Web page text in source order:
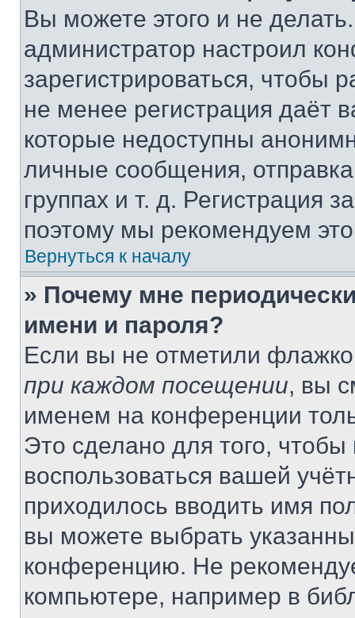
Вы можете этого и не
администратор настроил
зарегистрироваться, чтобы
не менее регистрация даёт
которые недоступны
личные сообщения,
группах и т. д. Регистрация
поэтому мы рекомендуем
Вернуться к началу
» Почему мне
имени и пароля?
Если вы не отметили
при каждом посещении, вы
именем на конференции
Это сделано для того, чтобы
воспользоваться вашей
приходилось вводить имя
вы можете выбрать
конференцию. Не
компьютере, например в